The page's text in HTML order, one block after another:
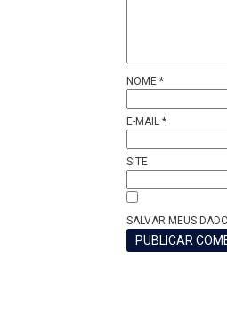
NOME *
E-MAIL *
SITE
SALVAR MEUS